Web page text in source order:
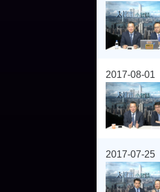
2017-08-01
2017-07-25